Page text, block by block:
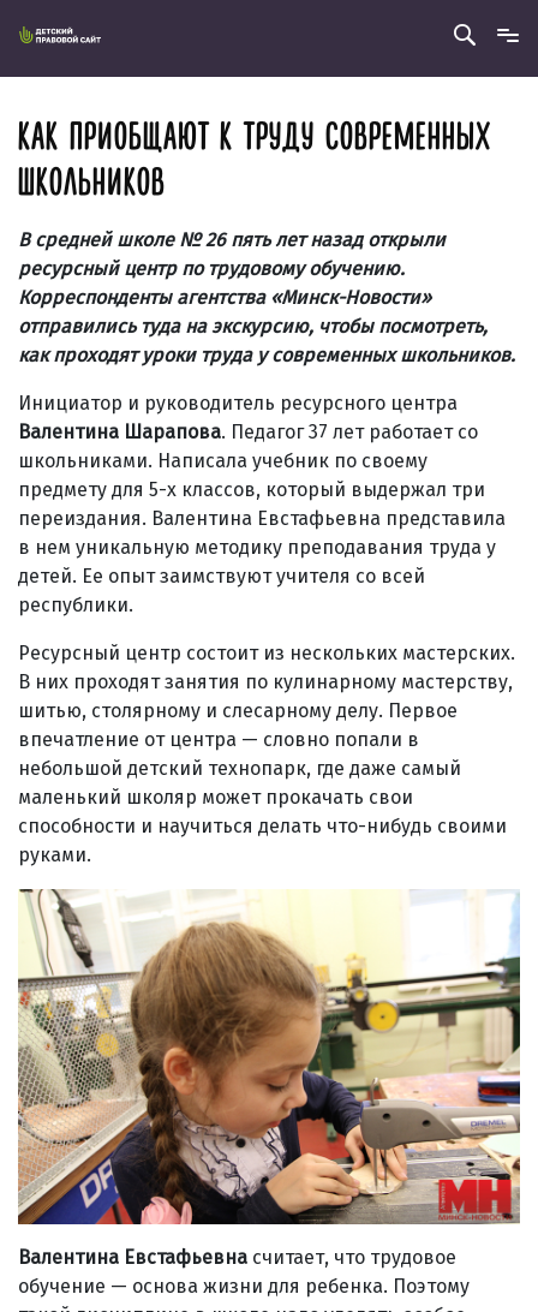
КАК ПРИОБЩАЮТ К ТРУДУ СОВРЕМЕННЫХ
ШКОЛЬНИКОВ
В средней школе № 26 пять лет назад открыли
ресурсный центр по трудовому обучению.
Корреспонденты агентства «Минск-Новости»
отправились туда на экскурсию, чтобы посмотреть,
как проходят уроки труда у современных школьников.
Инициатор и руководитель ресурсного центра
Валентина Шарапова. Педагог 37 лет работает со
школьниками. Написала учебник по своему
предмету для 5-х классов, который выдержал три
переиздания. Валентина Евстафьевна представила
в нем уникальную методику преподавания труда у
детей. Ее опыт заимствуют учителя со всей
республики.
Ресурсный центр состоит из нескольких мастерских.
В них проходят занятия по кулинарному мастерству,
шитью, столярному и слесарному делу. Первое
впечатление от центра — словно попали в
небольшой детский технопарк, где даже самый
маленький школяр может прокачать свои
способности и научиться делать что-нибудь своими
руками.
Валентина Евстафьевна считает, что трудовое
обучение — основа жизни для ребенка. Поэтому